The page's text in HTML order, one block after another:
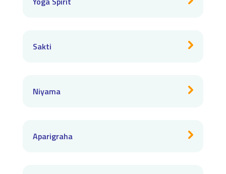
Sakti
Niyama
Aparigraha